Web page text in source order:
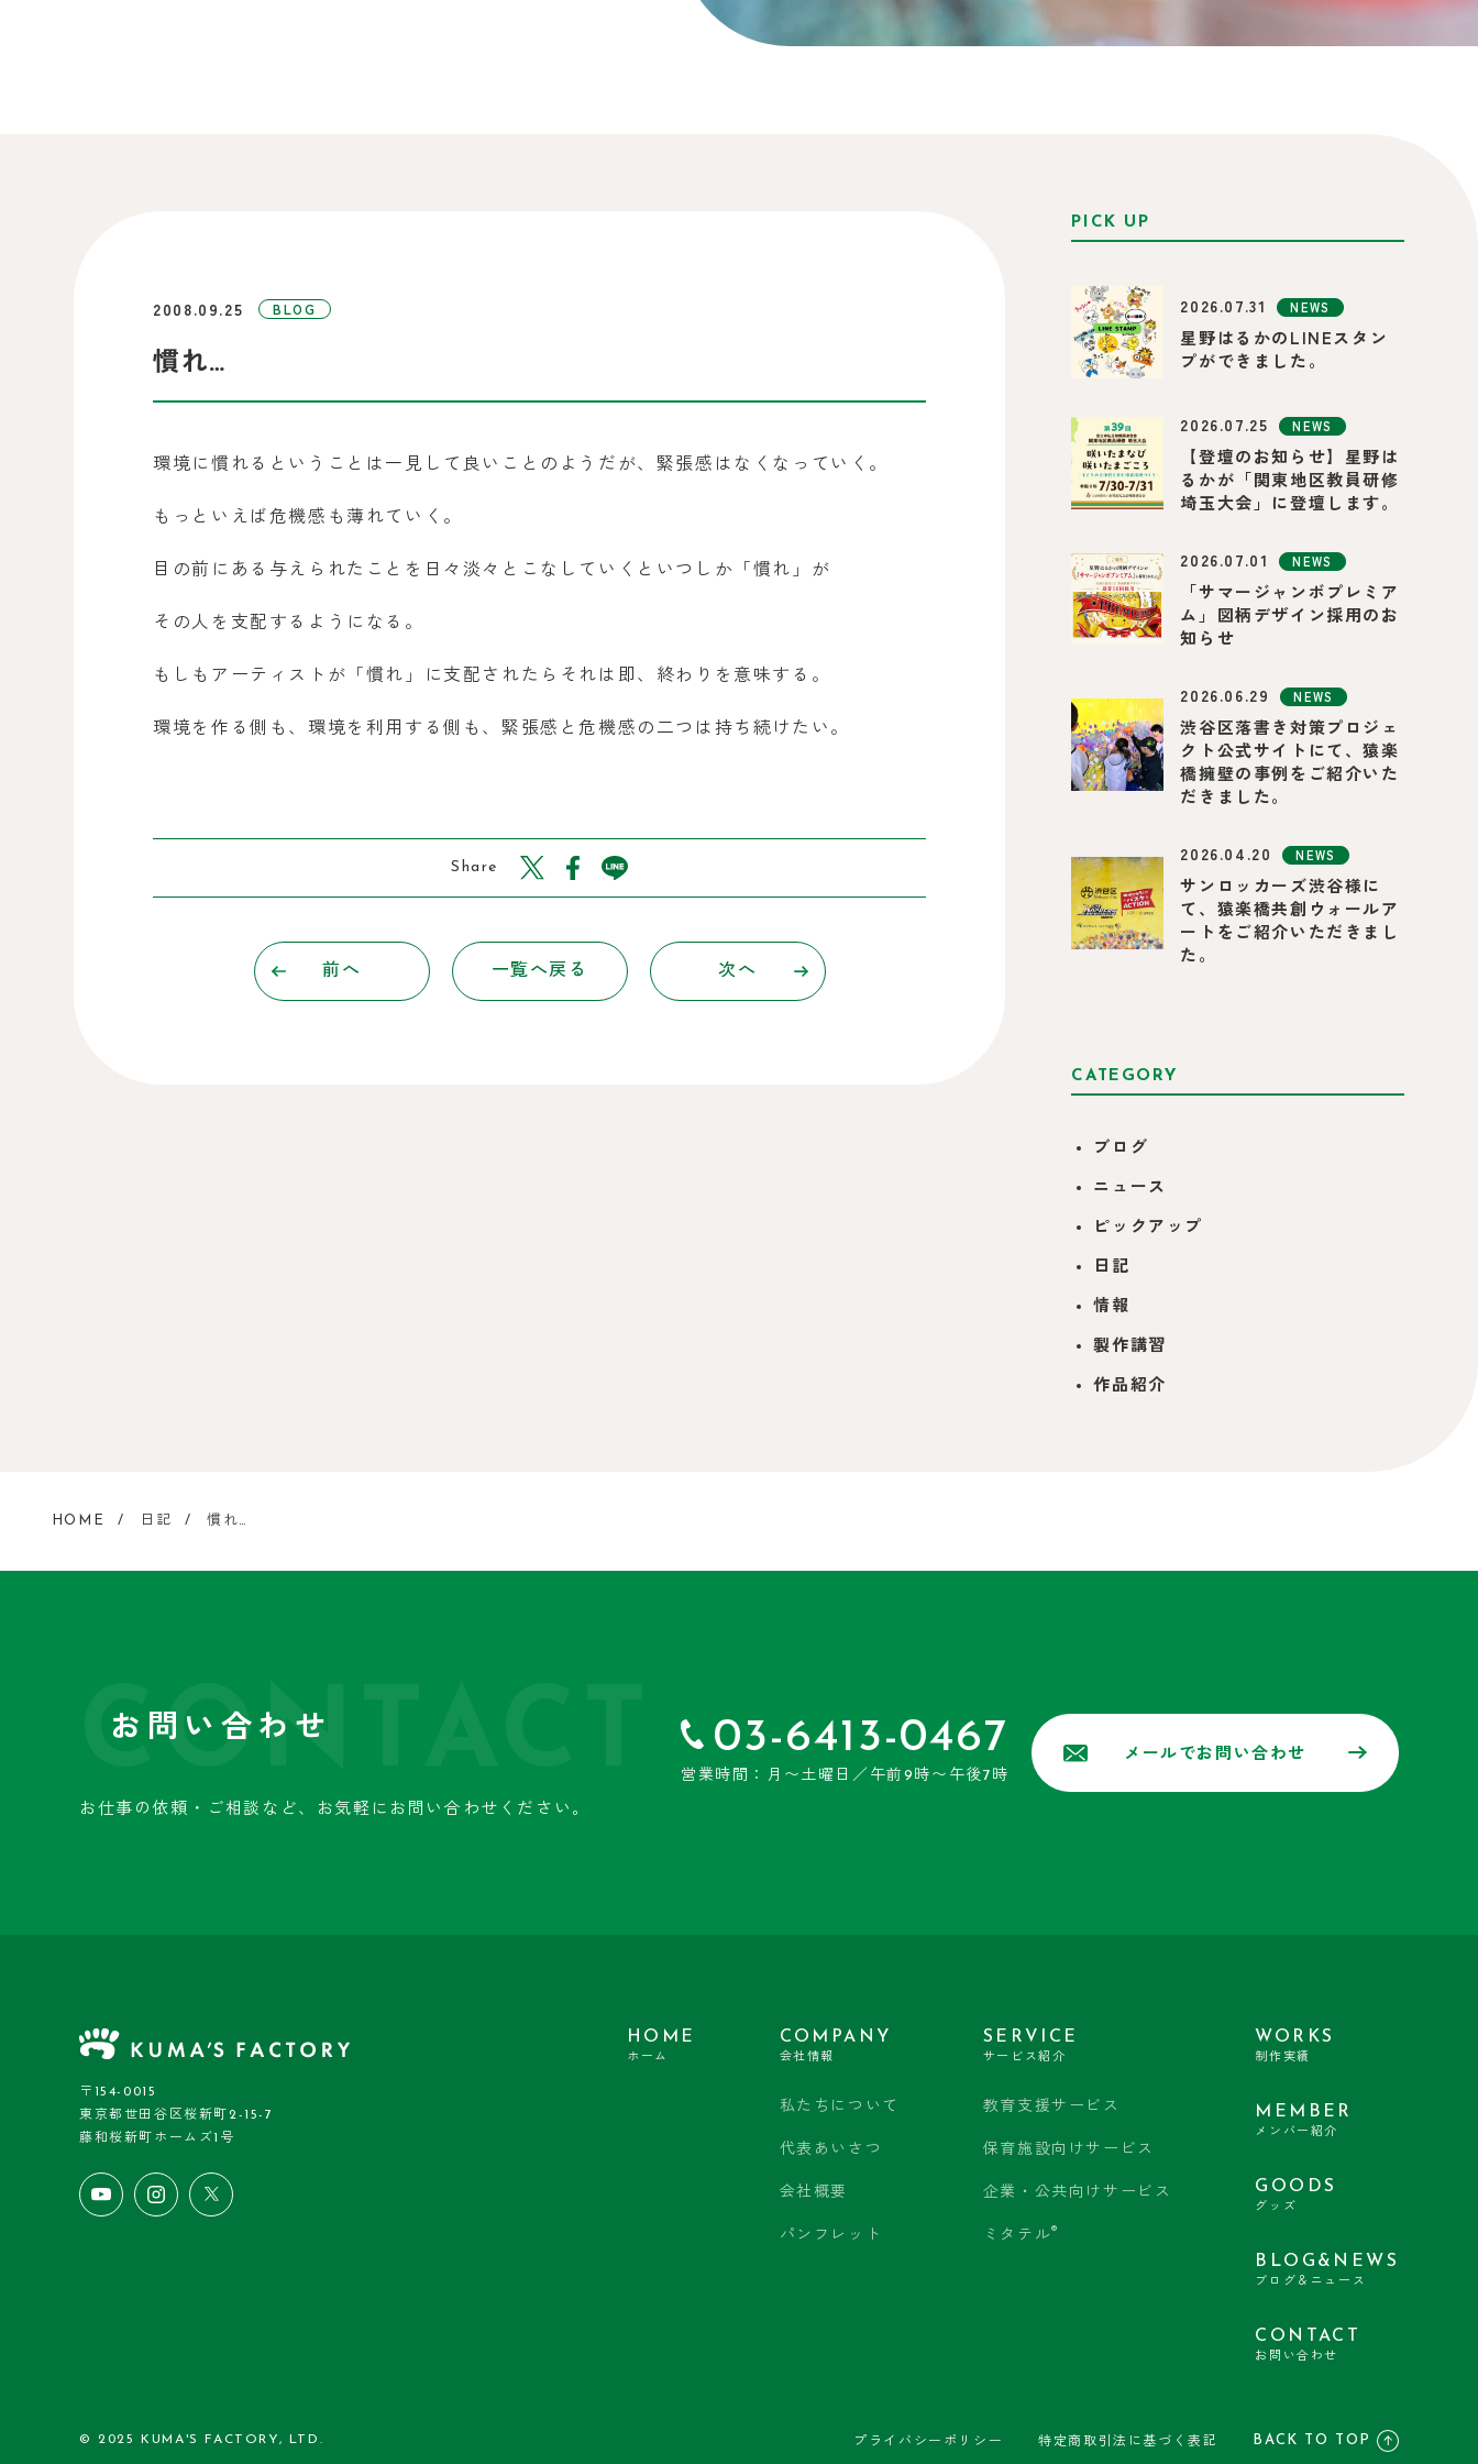
2008.09.25 BLOG
慣れ…
環境に慣れるということは一見して良いことのようだが、緊張感はなくなっていく。
もっといえば危機感も薄れていく。
目の前にある与えられたことを日々淡々とこなしていくといつしか「慣れ」が
その人を支配するようになる。
もしもアーティストが「慣れ」に支配されたらそれは即、終わりを意味する。
環境を作る側も、環境を利用する側も、緊張感と危機感の二つは持ち続けたい。
Share
前へ 一覧へ戻る 次へ
PICK UP
2026.07.31 NEWS
星野はるかのLINEスタン
プができました。
2026.07.25 NEWS
【登壇のお知らせ】星野は
るかが「関東地区教員研修
埼玉大会」に登壇します。
2026.07.01 NEWS
「サマージャンボプレミア
ム」図柄デザイン採用のお
知らせ
2026.06.29 NEWS
渋谷区落書き対策プロジェ
クト公式サイトにて、猿楽
橋擁壁の事例をご紹介いた
だきました。
2026.04.20 NEWS
サンロッカーズ渋谷様に
て、猿楽橋共創ウォールア
ートをご紹介いただきまし
た。
CATEGORY
ブログ
ニュース
ピックアップ
日記
情報
製作講習
作品紹介
HOME 日記 慣れ…
CONTACT
お問い合わせ
お仕事の依頼・ご相談など、 お気軽にお問い合わせください。
03-6413-0467
営業時間：月〜土曜日／午前9時〜午後7時
メールでお問い合わせ
〒154-0015
東京都世田谷区桜新町2-15-7
藤和桜新町ホームズ1号
HOME
ホーム
COMPANY
会社情報
私たちについて
代表あいさつ
会社概要
パンフレット
SERVICE
サービス紹介
教育支援サービス
保育施設向けサービス
企業・公共向けサービス
ミタテル®
WORKS
制作実績
MEMBER
メンバー紹介
GOODS
グッズ
BLOG&NEWS
ブログ＆ニュース
CONTACT
お問い合わせ
プライバシーポリシー 特定商取引法に基づく表記 BACK TO TOP
© 2025 KUMA'S FACTORY, LTD.